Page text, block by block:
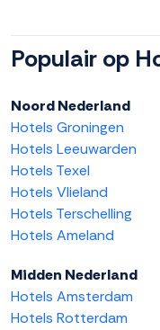
Populair op
Noord Nederland
Hotels Groningen
Hotels Leeuwarden
Hotels Texel
Hotels Vlieland
Hotels Terschelling
Hotels Ameland
Midden Nederland
Hotels Amsterdam
Hotels Rotterdam